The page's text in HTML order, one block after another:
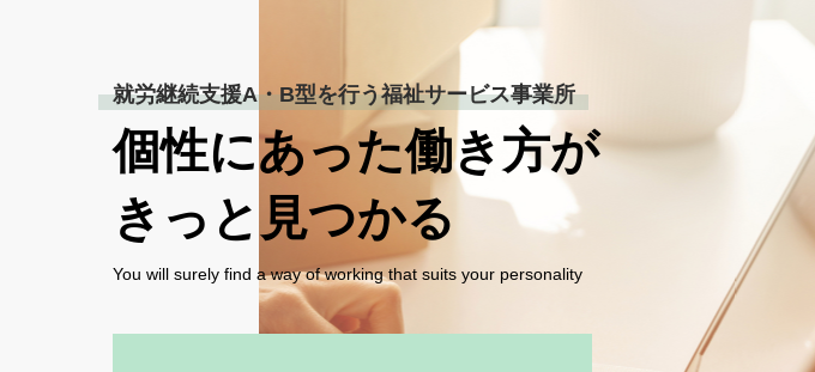
就労継続支援A・B型を行う福祉サービス事業所
個性にあった働き方が
きっと見つかる
You will surely find a way of working thatsuits your personality